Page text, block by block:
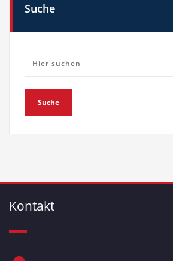
Suche
Kontakt